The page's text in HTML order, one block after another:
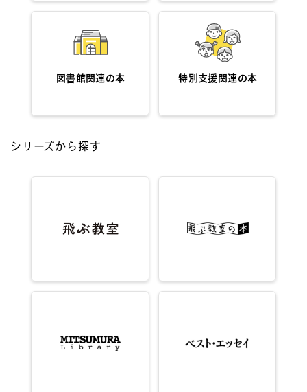
図書館関連の本 特別支援関連の本
シリーズから探す